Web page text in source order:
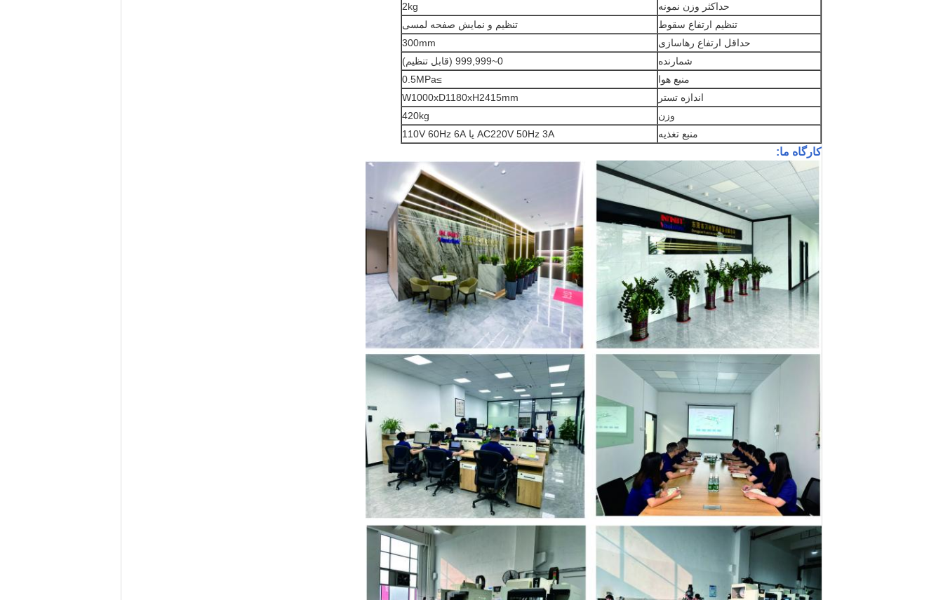
حداکثر وزن نمونه
تنظیم ارتفاع سقوط
تنظیم و نمایش صفحه لمسی
حداقل ارتفاع رهاسازی
شمارنده
منبع هوا
≥0.5MPa
اندازه تستر
وزن
منبع تغذیه
کارگاه ما: